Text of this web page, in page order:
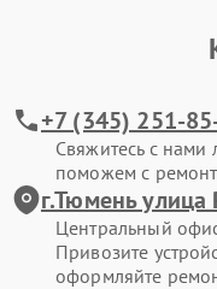
+7 (345) 251-
Свяжитесь с
поможем с
г.Тюмень улица
Центральный
Привозите
оформляйте